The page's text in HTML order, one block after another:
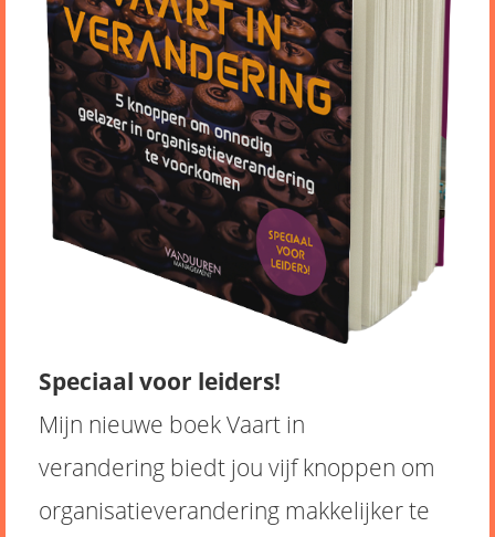
Speciaal voor leiders!
Mijn nieuwe boek Vaart in
verandering biedt jou vijf knoppen om
organisatieverandering makkelijker te